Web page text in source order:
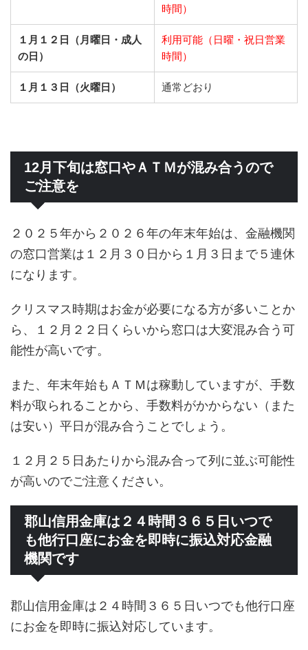
時間）
１月１２日（月曜日・成人
の日）
利用可能（日曜・祝日営業
時間）
１月１３日（火曜日） 通常どおり
12月下旬は窓口やＡＴＭが混み合うので
ご注意を
２０２５年から２０２６年の年末年始は、金融機関
の窓口営業は１２月３０日から１月３日まで５連休
になります。
クリスマス時期はお金が必要になる方が多いことか
ら、１２月２２日くらいから窓口は大変混み合う可
能性が高いです。
また、年末年始もＡＴＭは稼動していますが、手数
料が取られることから、手数料がかからない（また
は安い）平日が混み合うことでしょう。
１２月２５日あたりから混み合って列に並ぶ可能性
が高いのでご注意ください。
郡山信用金庫は２４時間３６５日いつで
も他行口座にお金を即時に振込対応金融
機関です
郡山信用金庫は２４時間３６５日いつでも他行口座
にお金を即時に振込対応しています。